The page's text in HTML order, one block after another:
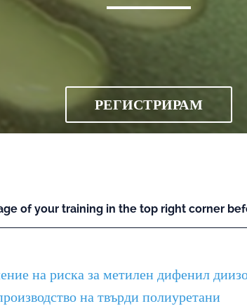
РЕГИСТРИРАМ
of your training in the top right corner
на риска за метилен дифенил
на твърди полиуретани